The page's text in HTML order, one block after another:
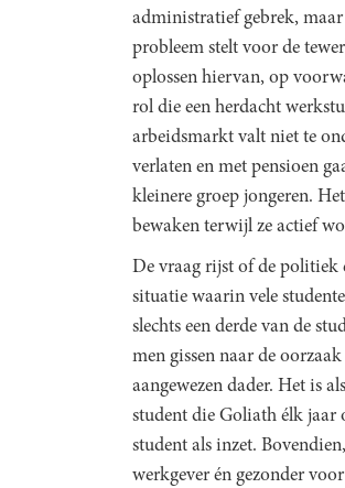
administratief gebrek,
probleem stelt voor de
oplossen hiervan, op
rol die een herdacht
arbeidsmarkt valt niet te
verlaten en met pensioen
kleinere groep jongeren.
bewaken terwijl ze actief
De vraag rijst of de politiek
situatie waarin vele
slechts een derde van de
men gissen naar de
aangewezen dader. Het is
student die Goliath élk jaar
student als inzet.
werkgever én gezonder